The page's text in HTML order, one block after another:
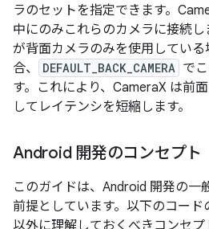
ラのセットを指定できます。
中にのみこれらのカメラに接続し
が背面カメラのみを使用している
合、
DEFAULT_BACK_CAMERA で
す。これにより、CameraX は前
してレイテンシを短縮します。
Android 開発のコンセプト
このガイドは、Android 開発の一
前提としています。以下のコー
以外に理解しておくべきコンセ